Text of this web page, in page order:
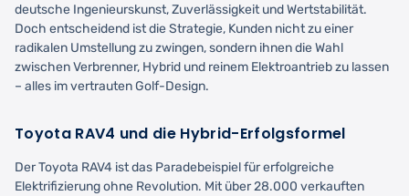
deutsche Ingenieurskunst, Zuverlässigkeit und Wertstabilität.
Doch entscheidend ist die Strategie, Kunden nicht zu einer
radikalen Umstellung zu zwingen, sondern ihnen die Wahl
zwischen Verbrenner, Hybrid und reinem Elektroantrieb zu lassen
– alles im vertrauten Golf-Design.
Toyota RAV4 und die Hybrid-Erfolgsformel
Der Toyota RAV4 ist das Paradebeispiel für erfolgreiche
Elektrifizierung ohne Revolution. Mit über 28.000 verkauften